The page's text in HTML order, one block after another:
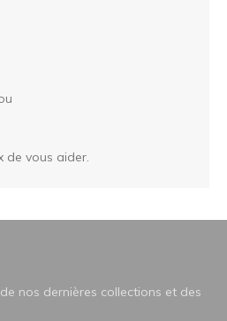
de vous aider.
nos dernières collections et des